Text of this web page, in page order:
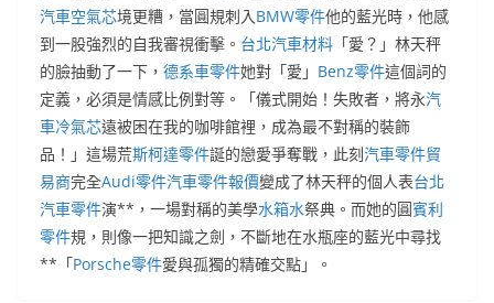
汽車空氣芯境更糟，當圓規刺入BMW零件他的藍光時，他感
到一股強烈的自我審視衝擊。 台北汽車材料 「愛？」林天秤
的臉抽動了一下， 德系車零件她對「愛」 Benz零件這個詞的
定義，必須是情感比例對等。「儀式開始！失敗者，將永汽
車冷氣芯遠被困在我的咖啡館裡，成為最不對稱的裝飾
品！」這場荒斯柯達零件誕的戀愛爭奪戰，此刻汽車零件貿
易商完全Audi零件汽車零件報價變成了林天秤的個人表台北
汽車零件演**，一場對稱的美學水箱水祭典。而她的圓賓利
零件規，則像一把知識之劍，不斷地在水瓶座的藍光中尋找
**「Porsche零件愛與孤獨的精確交點」。